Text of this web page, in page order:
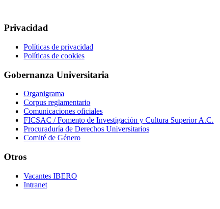
Privacidad
Políticas de privacidad
Políticas de cookies
Gobernanza Universitaria
Organigrama
Corpus reglamentario
Comunicaciones oficiales
FICSAC / Fomento de Investigación y Cultura Superior A.C.
Procuraduría de Derechos Universitarios
Comité de Género
Otros
Vacantes IBERO
Intranet